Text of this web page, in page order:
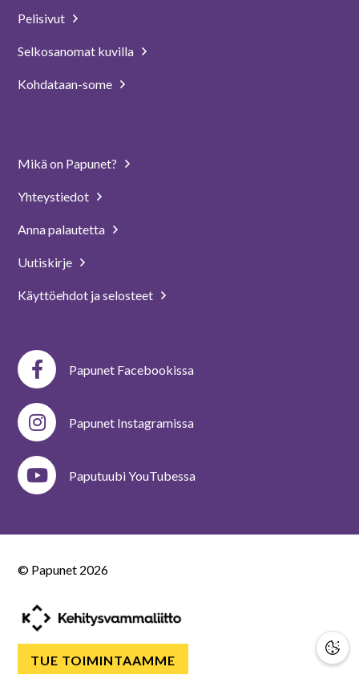
Pelisivut
Selkosanomat kuvilla
Kohdataan-some
Mikä on Papunet?
Yhteystiedot
Anna palautetta
Uutiskirje
Käyttöehdot ja selosteet
Papunet Facebookissa
Papunet Instagramissa
Paputuubi YouTubessa
© Papunet 2026
TUE TOIMINTAAMME